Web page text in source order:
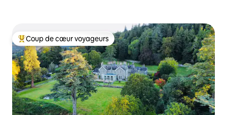
Coups de cœur voyageurs les plus appréciés
Coup de cœur voyageurs